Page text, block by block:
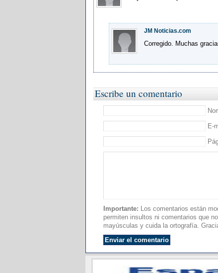
JM Noticias.com
Corregido. Muchas
Escribe un comentario
E-
Importante: Los comentarios están
permiten insultos ni comentarios que
mayúsculas y cuida la ortografía.